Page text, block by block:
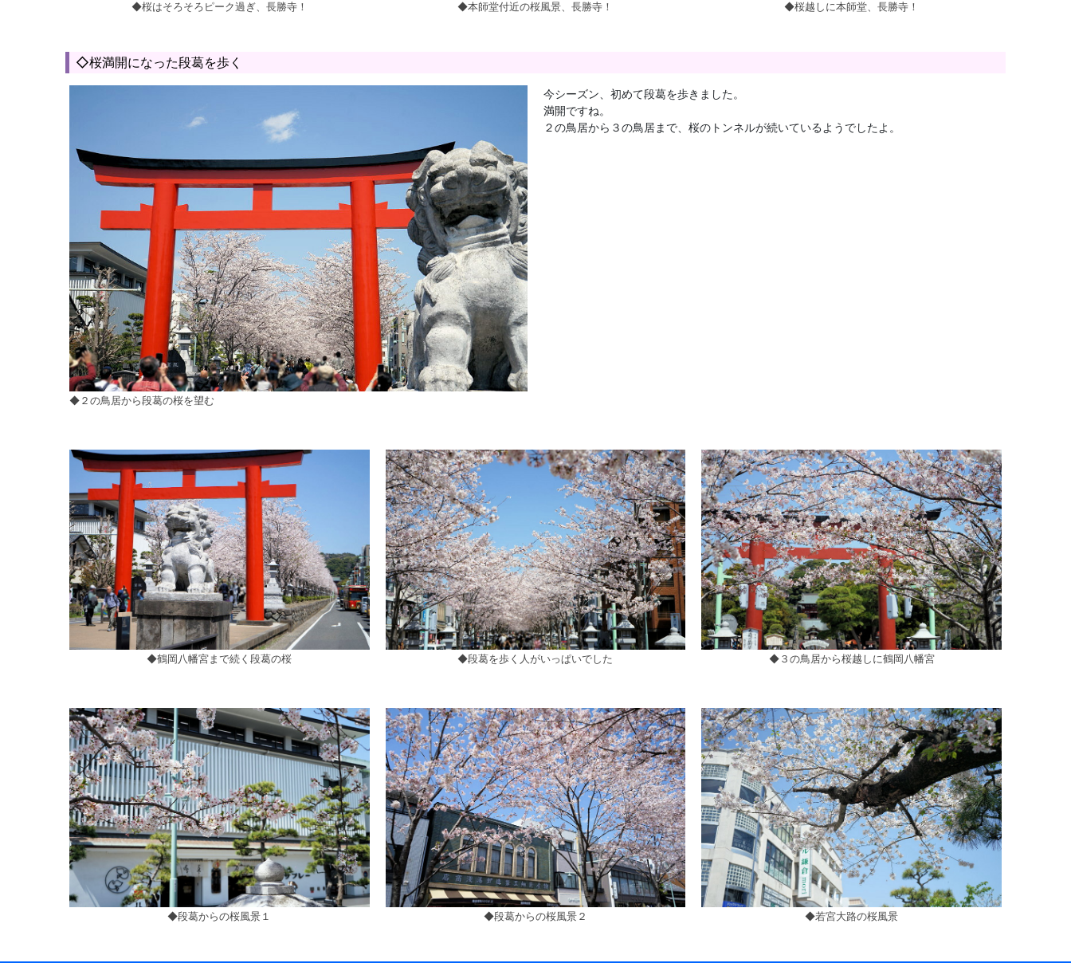
◆桜はそろそろピーク過ぎ、長勝寺！ ◆本師堂付近の桜風景、長勝寺！ ◆桜越しに本師堂、長勝寺！
◇桜満開になった段葛を歩く
◆２の鳥居から段葛の桜を望む
今シーズン、初めて段葛を歩きました。
満開ですね。
２の鳥居から３の鳥居まで、桜のトンネルが続いているようでしたよ。
◆鶴岡八幡宮まで続く段葛の桜 ◆段葛を歩く人がいっぱいでした ◆３の鳥居から桜越しに鶴岡八幡宮
◆段葛からの桜風景１ ◆段葛からの桜風景２ ◆若宮大路の桜風景